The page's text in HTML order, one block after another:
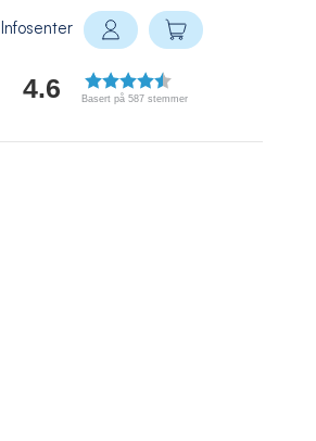
4.6 Basert på 587 stemmer
Infosenter
Logg inn
Min handlekurv